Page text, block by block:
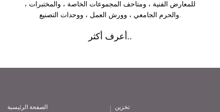
للمعارض الفنية ، ومتاحف المجموعات الخاصة ، والمختبرات ،
والحرم الجامعي ، وورش العمل ، ووحدات التصنيع.
أعرف أكثر..
الصفحة الرئيسية تخزين